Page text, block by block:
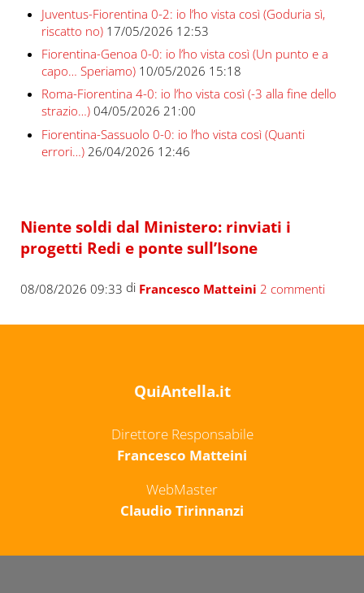
Juventus-Fiorentina 0-2: io l’ho vista così (Goduria sì,
riscatto no) 17/05/2026 12:53
Fiorentina-Genoa 0-0: io l’ho vista così (Un punto e a
capo… Speriamo) 10/05/2026 15:18
Roma-Fiorentina 4-0: io l’ho vista così (-3 alla fine dello
strazio…) 04/05/2026 21:00
Fiorentina-Sassuolo 0-0: io l’ho vista così (Quanti
errori…) 26/04/2026 12:46
Niente soldi dal Ministero: rinviati i
progetti Redi e ponte sull’Isone
08/08/2026 09:33 di Francesco Matteini 2 commenti
QuiAntella.it
Direttore Responsabile
Francesco Matteini
WebMaster
Claudio Tirinnanzi